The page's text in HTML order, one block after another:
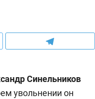
Синельников
увольнении он